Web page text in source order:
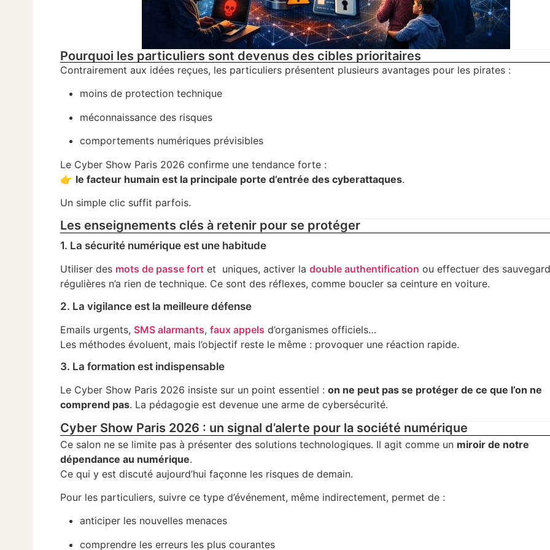
Pourquoi les particuliers sont devenus des cibles prioritaires
Contrairement aux idées reçues, les particuliers présentent plusieurs avantages pour les pirates :
moins de protection technique
méconnaissance des risques
comportements numériques prévisibles
Le Cyber Show Paris 2026 confirme une tendance forte :
👉 le facteur humain est la principale porte d’entrée des cyberattaques.
Un simple clic suffit parfois.
Les enseignements clés à retenir pour se protéger
1. La sécurité numérique est une habitude
Utiliser des mots de passe fort et uniques, activer ladouble authentification ou effectuer des
régulières n’a rien de technique. Ce sont des réflexes, comme boucler sa ceinture en voiture.
2. La vigilance est la meilleure défense
Emails urgents, SMS alarmants,faux appels d’organismes officiels…
Les méthodes évoluent, mais l’objectif reste le même : provoquer une réaction rapide.
3. La formation est indispensable
Le Cyber Show Paris 2026 insiste sur un point essentiel :on ne peut pas se protéger de ce que l’on ne
comprend pas. La pédagogie est devenue une arme de cybersécurité.
Cyber Show Paris 2026 : un signal d’alerte pour la société numérique
Ce salon ne se limite pas à présenter des solutions technologiques. Il agit comme un miroir de notre
dépendance au numérique.
Ce qui y est discuté aujourd’hui façonne les risques de demain.
Pour les particuliers, suivre ce type d’événement, même indirectement, permet de :
anticiper les nouvelles menaces
comprendre les erreurs les plus courantes